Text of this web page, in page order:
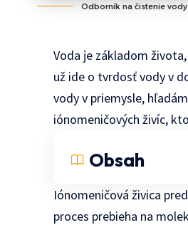
Odborník na čistenie
Voda je základom
už ide o tvrdosť vody v
vody v priemysle,
iónomeničových živíc,
Obsah
Iónomeničová živica
proces prebieha na